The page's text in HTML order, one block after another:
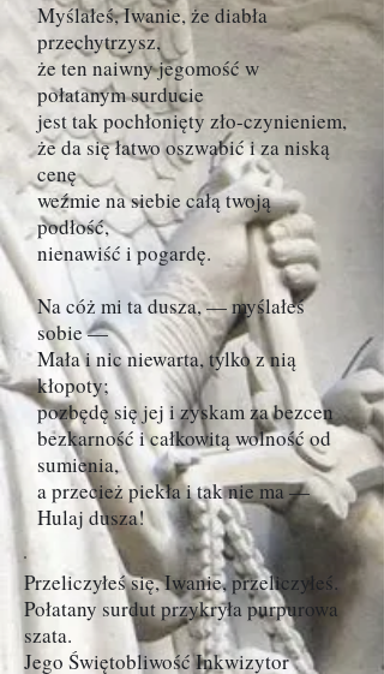
Myślałeś, Iwanie, że diabła
przechytrzysz,
że ten naiwny jegomość w
połatanym surducie
jest tak pochłonięty zło-czynieniem,
że da się łatwo oszwabić i za niską
cenę
weźmie na siebie całą twoją
podłość,
nienawiść i pogardę.
Na cóż mi ta dusza, — myślałeś
sobie —
Mała i nic niewarta, tylko z nią
kłopoty;
pozbędę się jej i zyskam za bezcen
bezkarność i całkowitą wolność od
sumienia,
a przecież piekła i tak nie ma —
Hulaj dusza!
Przeliczyłeś się, Iwanie, przeliczyłeś.
Połatany surdut przykryła purpurowa
szata.
Jego Świętobliwość Inkwizytor